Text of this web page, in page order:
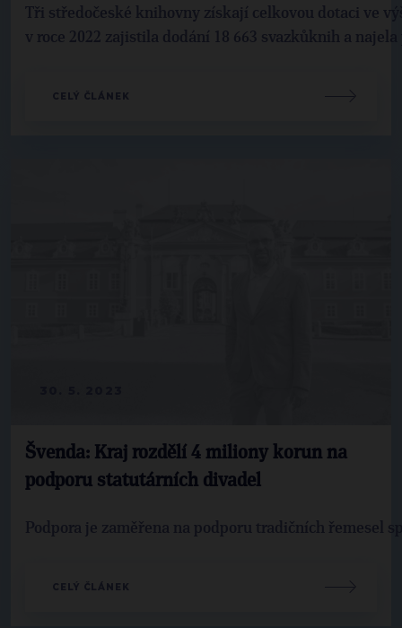
Tři středočeské knihovny získají celkovou dotaci ve
v roce 2022 zajistila dodání 18 663 svazkůknih a
CELÝ ČLÁNEK
Švenda: Kraj rozdělí 4 miliony korun na
podporu statutárních divadel
Podpora je zaměřena na podporu tradičních řemesel
CELÝ ČLÁNEK